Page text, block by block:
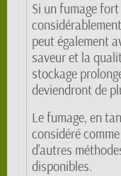
Si un fumage
peut également
saveur et la
stockage
deviendront de
Le fumage, en
considéré
d'autres
disponibles.